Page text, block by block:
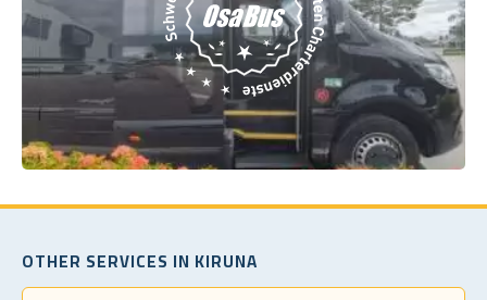
OTHER SERVICES IN KIRUNA